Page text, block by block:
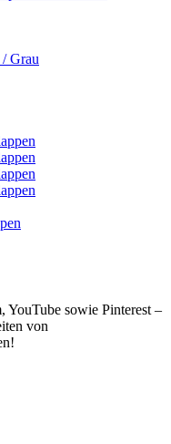
YouTube sowie Pinterest –
von